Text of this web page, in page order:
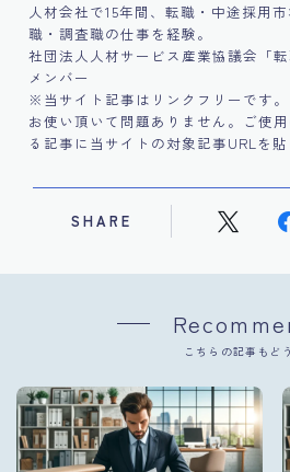
人材会社で15年間、転職・中途採用
職・調査職の仕事を経験。
社団法人人材サービス産業協議会「
メンバー
※当サイト記事はリンクフリーです
お使い頂いて問題ありません。ご使
る記事に当サイトの対象記事URLを貼
SHARE
こちらの記事もど